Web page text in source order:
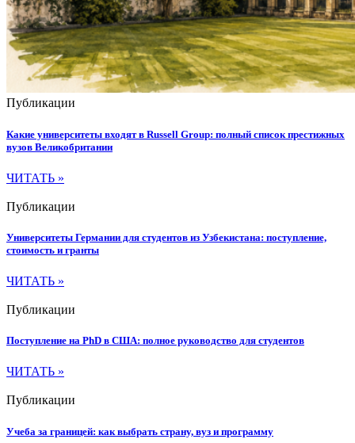
Публикации
Какие университеты входят в Russell Group: полный список престижных
вузов Великобритании
ЧИТАТЬ »
Публикации
Университеты Германии для студентов из Узбекистана: поступление,
стоимость и гранты
ЧИТАТЬ »
Публикации
Поступление на PhD в США: полное руководство для студентов
ЧИТАТЬ »
Публикации
Учеба за границей: как выбрать страну, вуз и программу